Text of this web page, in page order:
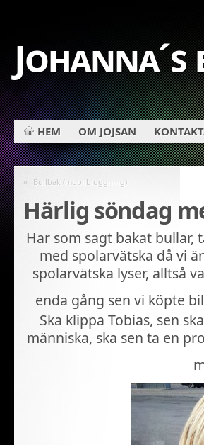
HEM OM JOJSAN
« Bullbak (mobilbloggning)
Härlig söndag
Har som sagt bakat bullar,
med spolarvätska då vi
spolarvätska lyser, alltså
enda gång sen vi köpte
Ska klippa Tobias, sen
människa, ska sen ta en